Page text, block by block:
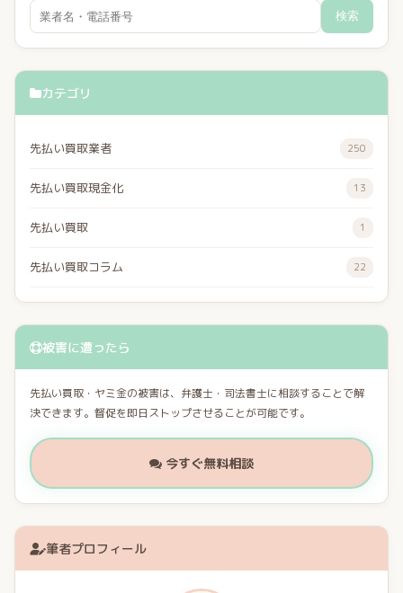
検索
カテゴリ
先払い買取業者 250
先払い買取現金化 13
先払い買取 1
先払い買取コラム 22
被害に遭ったら
先払い買取・ヤミ金の被害は、弁護士・司法書士に相談することで解
決できます。督促を即日ストップさせることが可能です。
今すぐ無料相談
筆者プロフィール